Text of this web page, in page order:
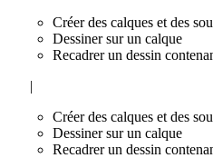
Créer des calques et des
Dessiner sur un calque
Recadrer un dessin
|
Créer des calques et des
Dessiner sur un calque
Recadrer un dessin